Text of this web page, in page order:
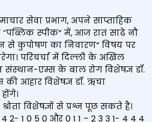
सेवा प्रभाग, अपने साप्‍ताहिक
स्पीक” में, आज रात साढे नौ
से कुपोषण का निवारण” विषय पर
परिचर्चा में दिल्ली के अखिल
संस्‍थान-एम्स के बाल रोग विशेषज्ञ डॉ.
आहार विशेषज्ञ डॉ. ऋचा
विशेषज्ञों से प्रश्न पूछ सकते हैं।
2- 1 0 5 0 और 0 1 1 – 2 3 3 1- 4 4 4